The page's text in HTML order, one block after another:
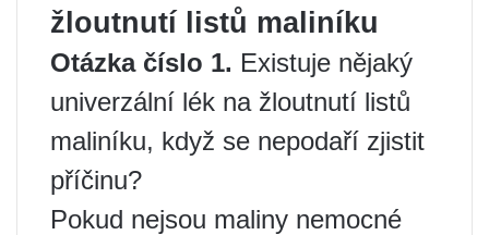
žloutnutí listů maliníku
Otázka číslo 1. Existuje nějaký
univerzální lék na žloutnutí listů
maliníku, když se nepodaří zjistit
příčinu?
Pokud nejsou maliny nemocné